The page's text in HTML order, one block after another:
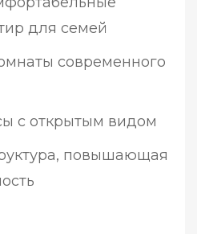
для семей
современного
с открытым видом
повышающая